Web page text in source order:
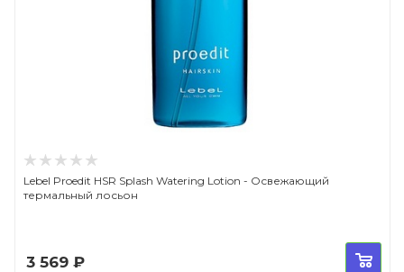
Lebel Proedit HSR Splash Watering Lotion - Освежающий
термальный лосьон
3 569 ₽